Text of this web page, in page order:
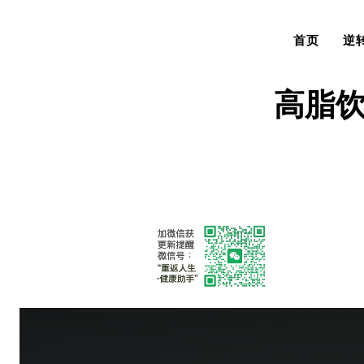
首页 逆
高脂